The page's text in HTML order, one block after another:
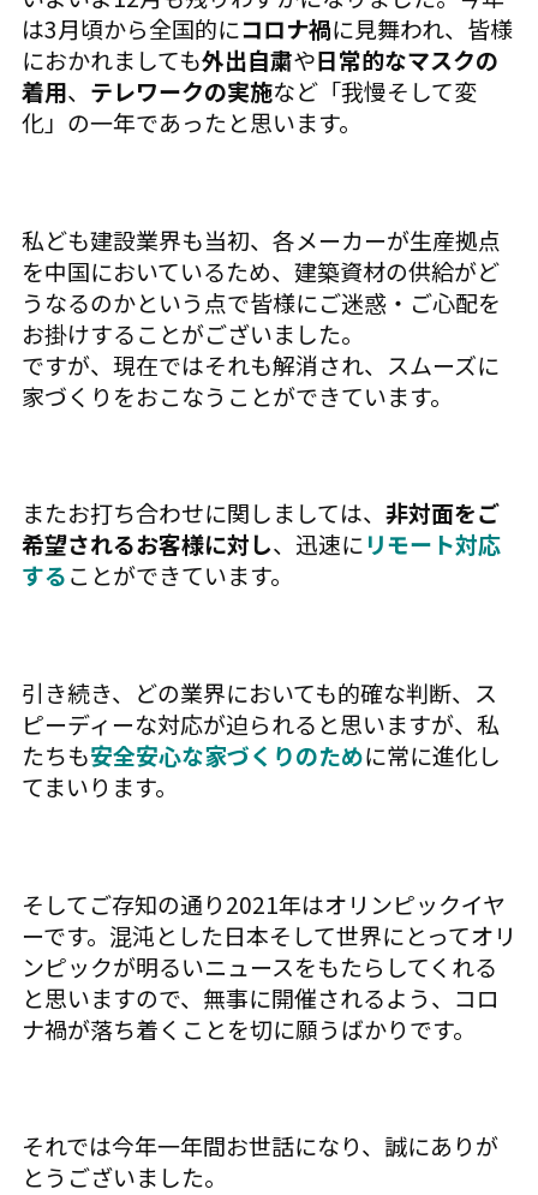
は3月頃から全国的にコロナ禍に見舞われ、皆様
におかれましても外出自粛や日常的なマスクの
着用、 テレワークの実施など「我慢そして変
化」の一年であったと思います。
私ども建設業界も当初、各メーカーが生産拠点
を中国においているため、建築資材の供給がど
うなるのかという点で皆様にご迷惑・ご心配を
お掛けすることがございました。
ですが、現在ではそれも解消され、スムーズに
家づくりをおこなうことができています。
またお打ち合わせに関しましては、 非対面をご
希望されるお客様に対し、迅速にリモート対応
することができています。
引き続き、どの業界においても的確な判断、ス
ピーディーな対応が迫られると思いますが、私
たちも安全安心な家づくりのために常に進化し
てまいります。
そしてご存知の通り2021年はオリンピックイヤ
ーです。混沌とした日本そして世界にとってオリ
ンピックが明るいニュースをもたらしてくれる
と思いますので、無事に開催されるよう、コロ
ナ禍が落ち着くことを切に願うばかりです。
それでは今年一年間お世話になり、誠にありが
とうございました。